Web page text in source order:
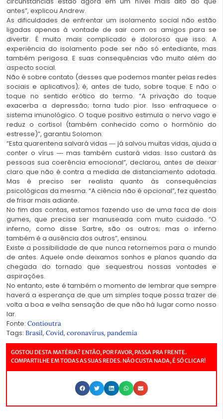
antes”, explicou Andrew.
As dificuldades de enfrentar um isolamento social não estão
ligadas apenas à vontade de sair com os amigos para se
divertir. É muito mais complicado e doloroso que isso. A
experiência do isolamento pode ser não só entediante, mas
também perigosa. E suas consequências vão muito além do
aspecto social.
Não é sobre contato (desses que podemos manter pelas redes
sociais e aplicativos); é, antes de tudo, sobre toque. E não o
toque no sentido erótico do termo. “A privação do toque
exacerba a depressão; torna tudo pior. Isso enfraquece o
sistema imunológico. O toque positivo estimula o nervo vago e
reduz o cortisol (também conhecido como o hormônio do
estresse)”, garantiu Solomon.
“Esta quarentena salvará vidas ― já salvou muitas vidas, ajuda a
conter o vírus ― mas também custará vidas. Isso custará às
pessoas sua coerência emocional”, declarou, antes de deixar
claro que não é contra a medida de distanciamento adotada.
Mas é preciso ser realista quanto às consequências
psicológicas da mesma. “A ciência não é opcional”, fez questão
de frisar mais adiante.
No fim das contas, estamos fazendo uso de uma faca de dois
gumes, que precisa ser manuseada com muito cuidado. “O
inferno, como disse Sartre, são os outros; mas o inferno
também é a ausência dos outros”, ensinou.
Existe a possibilidade de que nunca retornemos para o mundo
de antes. Aquele onde deixamos sonhos e planos quando da
chegada do tornado que sequestrou nossas vontades e
aspirações.
No entanto, este é também o momento de lembrar que sempre
haverá a esperança de que um simples toque possa trazer de
volta a boa e velha sensação de que não há lugar como nosso
lar.
Fonte: Contioutra
Tags: Brasil, Covid, coronavírus, pandemia
GOSTOU DESTA MATÉRIA? ENTÃO, POR FAVOR, PASSA PRA FRENTE.
COMPARTILHE EM TODAS AS SUAS REDES. NÃO CUSTA NADA, É SÓ CLICAR!